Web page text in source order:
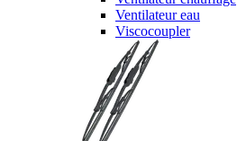
Ventilateur eau
Viscocoupler